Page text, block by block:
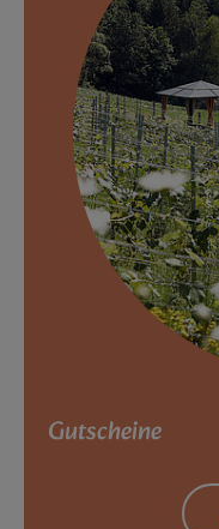
Gutscheine